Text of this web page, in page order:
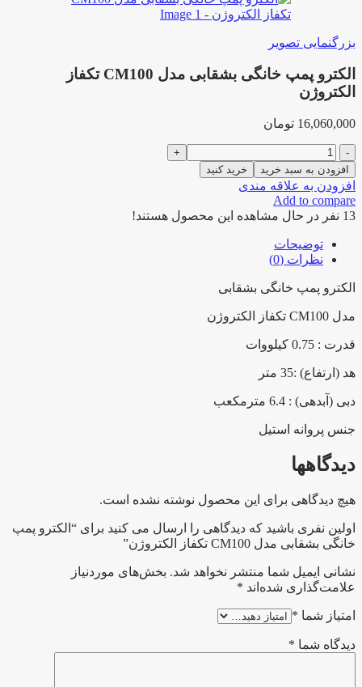
بزرگنمایی تصویر
الکترو پمپ خانگی بشقابی مدل CM100 تکفاز
الکتروژن
16,060,000 تومان
الکترو
پمپ
خانگی
بشقابی
مدل
CM100
تکفاز
الکتروژن
افزودن به سبد خرید خرید کنید
افزودن به علاقه مندی
Add to compare
13 نفر در حال مشاهده این محصول هستند!
توضیحات
نظرات (0)
الکترو پمپ خانگی بشقابی
مدل CM100 تکفاز الکتروژن
قدرت : 0.75 کیلووات
هد (ارتفاع) :35 متر
دبی (آبدهی) : 6.4 مترمکعب
جنس پروانه استیل
دیدگاهها
هیچ دیدگاهی برای این محصول نوشته نشده است.
اولین نفری باشید که دیدگاهی را ارسال می کنید برای “الکترو پمپ
خانگی بشقابی مدل CM100 تکفاز الکتروژن”
نشانی ایمیل شما منتشر نخواهد شد. بخش‌های موردنیاز
علامت‌گذاری شده‌اند *
امتیاز شما *
دیدگاه شما *